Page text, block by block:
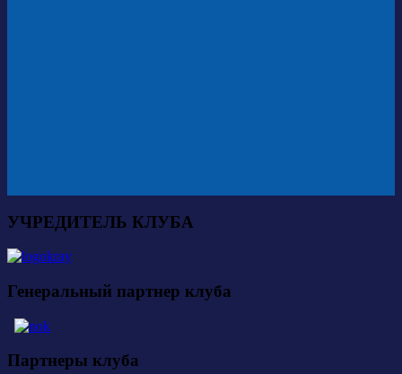
УЧРЕДИТЕЛЬ КЛУБА
Генеральный партнер клуба
Партнеры клуба